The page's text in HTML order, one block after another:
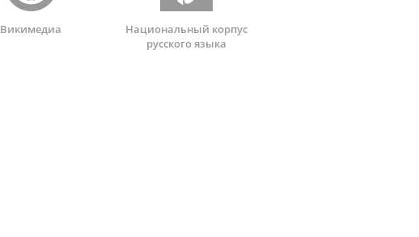
Викимедиа
Национальный корпус
русского языка